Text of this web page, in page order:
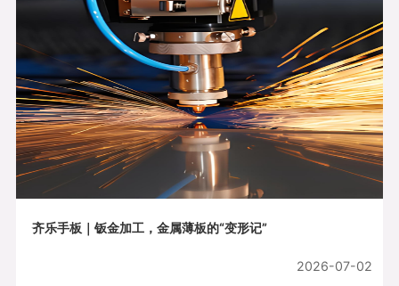
齐乐手板｜钣金加工，金属薄板的“变形记”
2026-07-02